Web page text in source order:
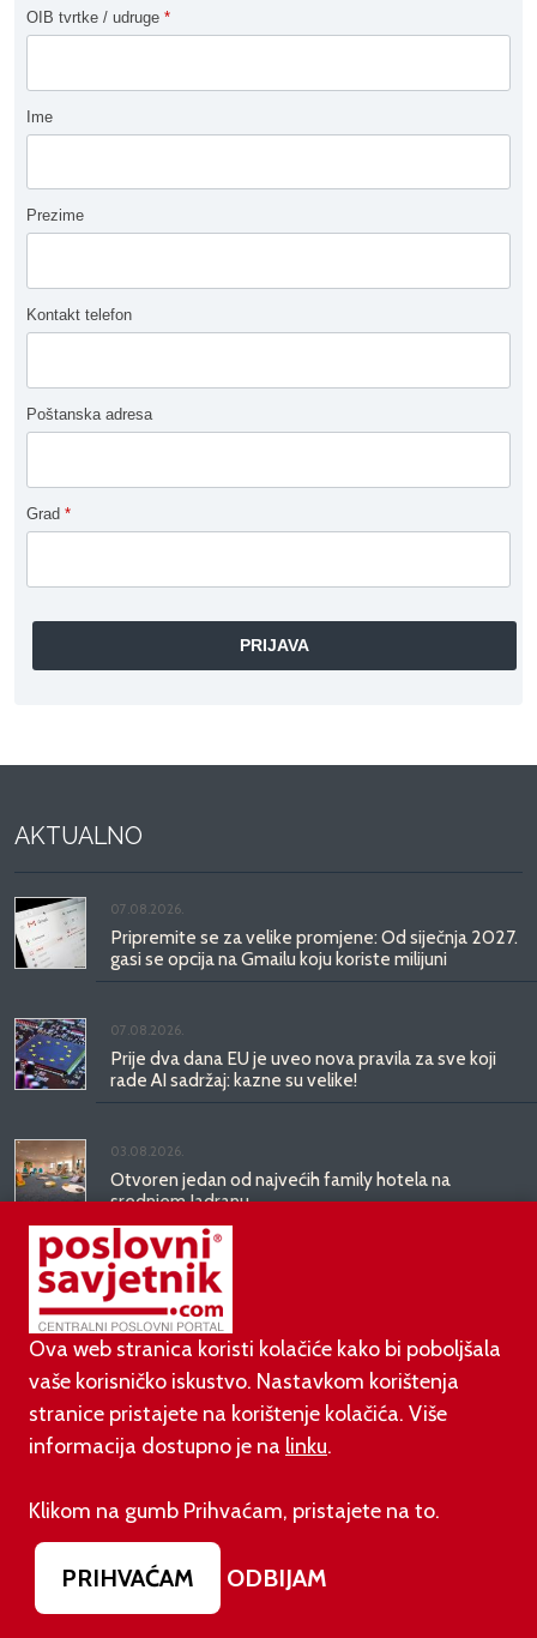
OIB tvrtke / udruge *
Ime
Prezime
Kontakt telefon
Poštanska adresa
Grad *
AKTUALNO
07.08.2026.
Pripremite se za velike promjene: Od siječnja 2027.
gasi se opcija na Gmailu koju koriste milijuni
07.08.2026.
Prije dva dana EU je uveo nova pravila za sve koji
rade AI sadržaj: kazne su velike!
03.08.2026.
Otvoren jedan od najvećih family hotela na
srednjem Jadranu
01.08.2026.
Novi zakon o najmu bolje štiti najmoprimce, ali i
najmodavce
PODUZETNIŠTVO
01.08.2026.
adidas i Hrvatski nogometni savez objavili
višegodišnje partnerstvo
Ova web stranica koristi kolačiće kako bi poboljšala
vaše korisničko iskustvo. Nastavkom korištenja
stranice pristajete na korištenje kolačića. Više
informacija dostupno je na linku.
Klikom na gumb Prihvaćam, pristajete na to.
PRIHVAĆAM ODBIJAM